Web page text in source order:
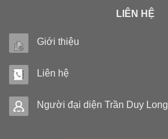
LIÊN HỆ
Giới thiệu
Liên hệ
Người đại diện Trần Duy Long